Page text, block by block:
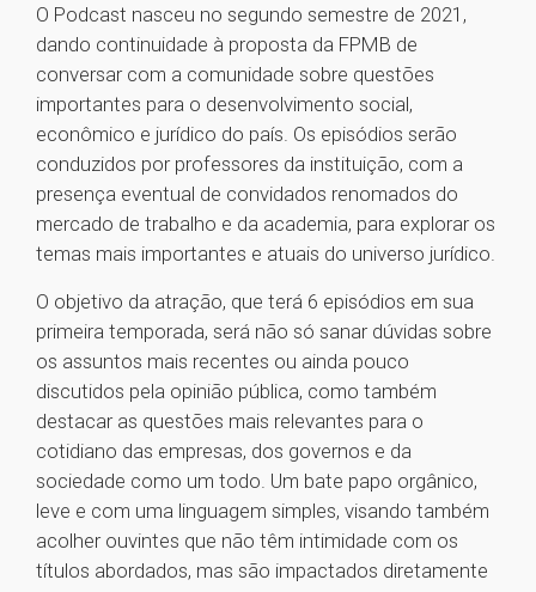
O Podcast nasceu no segundo semestre de 2021,
dando continuidade à proposta da FPMB de
conversar com a comunidade sobre questões
importantes para o desenvolvimento social,
econômico e jurídico do país. Os episódios serão
conduzidos por professores da instituição, com a
presença eventual de convidados renomados do
mercado de trabalho e da academia, para explorar os
temas mais importantes e atuais do universo jurídico.
O objetivo da atração, que terá 6 episódios em sua
primeira temporada, será não só sanar dúvidas sobre
os assuntos mais recentes ou ainda pouco
discutidos pela opinião pública, como também
destacar as questões mais relevantes para o
cotidiano das empresas, dos governos e da
sociedade como um todo. Um bate papo orgânico,
leve e com uma linguagem simples, visando também
acolher ouvintes que não têm intimidade com os
títulos abordados, mas são impactados diretamente